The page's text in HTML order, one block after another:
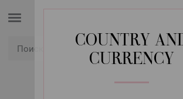
COUNTRY
CURRENCY